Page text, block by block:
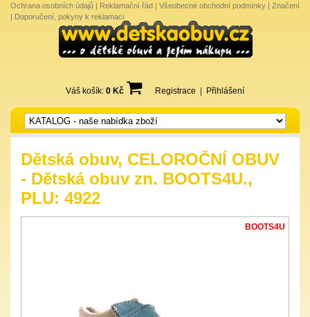
Ochrana osobních údajů | Reklamační řád | Všeobecné obchodní podmínky | Značení
| Doporučení, pokyny k reklamaci
Váš košík: 0 Kč Registrace Přihlášení
Dětská obuv, CELOROČNÍ OBUV
- Dětská obuv zn. BOOTS4U.,
PLU: 4922
BOOTS4U